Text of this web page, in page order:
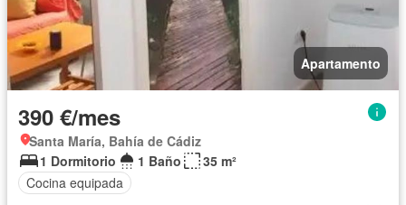
Apartamento
390 €/mes
Santa María, Bahía de Cádiz
1 Dormitorio
1 Baño
35 m²
Cocina equipada